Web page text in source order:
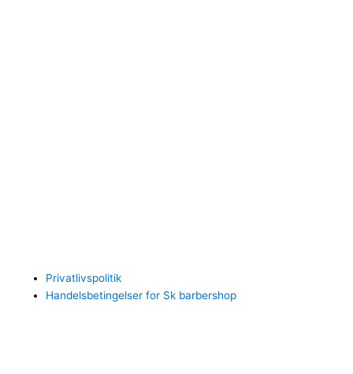
Privatlivspolitik
Handelsbetingelser for Sk barbershop